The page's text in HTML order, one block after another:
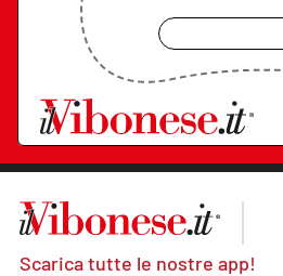
Scarica tutte le nostre app!